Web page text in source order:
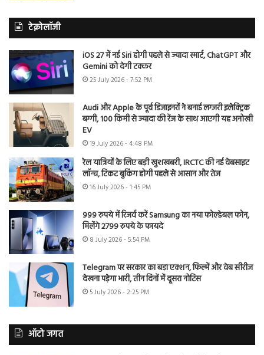
टेक्नोलॉजी
iOS 27 में नई Siri होगी पहले से ज्यादा स्मार्ट, ChatGPT और
Gemini को देगी टक्कर
25 July 2026 - 7:52 PM
Audi और Apple के पूर्व डिजाइनरों ने बनाई लग्जरी इलेक्ट्रिक
बग्गी, 100 किमी से ज्यादा की रेंज के साथ आएगी यह अनोखी
EV
19 July 2026 - 4:48 PM
रेल यात्रियों के लिए बड़ी खुशखबरी, IRCTC की नई वेबसाइट
लॉन्च, टिकट बुकिंग होगी पहले से आसान और तेज
16 July 2026 - 1:45 PM
999 रुपये में रिजर्व करें Samsung का नया फोल्डेबल फोन,
मिलेंगे 2799 रुपये के फायदे
8 July 2026 - 5:54 PM
Telegram पर सरकार का बड़ा एक्शन, फिल्में और वेब सीरीज
देखना पड़ेगा भारी, तीन दिनों में दूसरा नोटिस
5 July 2026 - 2:25 PM
ऑटो जगत